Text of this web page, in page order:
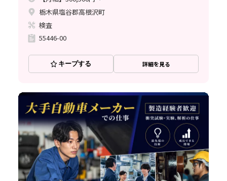
栃木県塩谷郡高根沢町
検査
55446-00
キープする 詳細を見る